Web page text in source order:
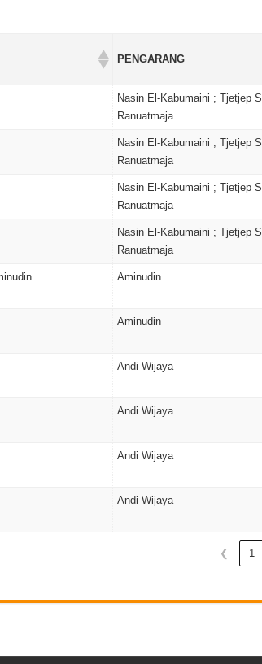
PENGARANG
Nasin El-Kabumaini ; Tjetjep S.
Ranuatmaja
Nasin El-Kabumaini ; Tjetjep S.
Ranuatmaja
Nasin El-Kabumaini ; Tjetjep S.
Ranuatmaja
Nasin El-Kabumaini ; Tjetjep S.
Ranuatmaja
Aminudin
Aminudin
Andi Wijaya
Andi Wijaya
Andi Wijaya
Andi Wijaya
❮ 1